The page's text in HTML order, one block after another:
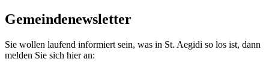
Gemeindenewsletter
Sie wollen laufend informiert sein, was in St. Aegidi so los ist, dann
melden Sie sich hier an: